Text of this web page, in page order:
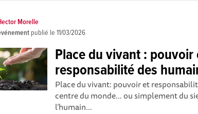
Morelle
publié le11/03/2026
Place du vivant : pouvoir
responsabilité des
Place du vivant: pouvoir et
centre du monde… ou simplement du
l’humain...